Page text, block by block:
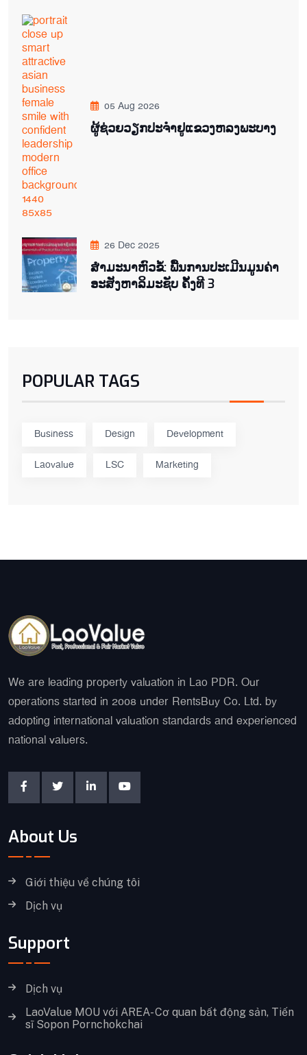
05 Aug 2026
ຜູ້ຊ່ວຍ​ວຽກປະ​ຈຳ​ຢູ​​ແຂວງຫລງ​ພະ​ບາງ
26 Dec 2025
ສຳມະນາຫົວຂໍ້: ພື້ນການປະເມີນມູນຄ່າ
ອະສັງຫາລິມະຊັບ ຄັ້ງທີ 3
POPULAR TAGS
Business Design Development
Laovalue LSC Marketing
We are leading property valuation in Lao PDR. Our
operations started in 2008 under RentsBuy Co. Ltd. by
adopting international valuation standards and experienced
national valuers.
About Us
Giới thiệu về chúng tôi
Dịch vụ
Support
Dịch vụ
LaoValue MOU với AREA- Cơ quan bất động sản, Tiến
sĩ Sopon Pornchokchai